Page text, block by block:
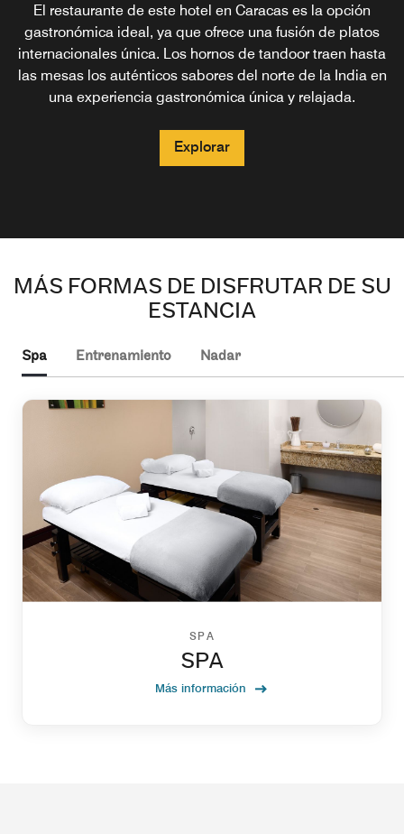
El restaurante de este hotel en Caracas es la opción
gastronómica ideal, ya que ofrece una fusión de platos
internacionales única. Los hornos de tandoor traen hasta
las mesas los auténticos sabores del norte de la India en
una experiencia gastronómica única y relajada.
Explorar
MÁS FORMAS DE DISFRUTAR DE SU
ESTANCIA
Spa Entrenamiento Nadar
SPA
SPA
Más información